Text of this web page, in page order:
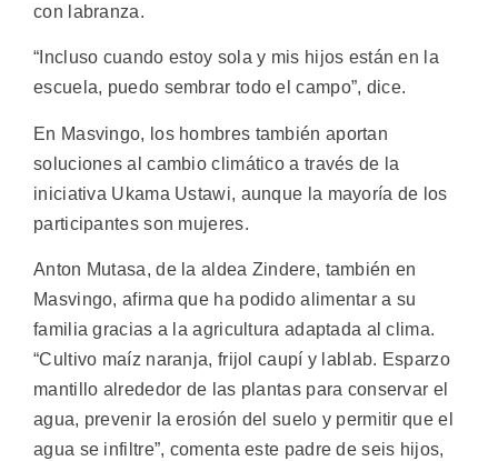
con labranza.
“Incluso cuando estoy sola y mis hijos están en la
escuela, puedo sembrar todo el campo”, dice.
En Masvingo, los hombres también aportan
soluciones al cambio climático a través de la
iniciativa Ukama Ustawi, aunque la mayoría de los
participantes son mujeres.
Anton Mutasa, de la aldea Zindere, también en
Masvingo, afirma que ha podido alimentar a su
familia gracias a la agricultura adaptada al clima.
“Cultivo maíz naranja, frijol caupí y lablab. Esparzo
mantillo alrededor de las plantas para conservar el
agua, prevenir la erosión del suelo y permitir que el
agua se infiltre”, comenta este padre de seis hijos,